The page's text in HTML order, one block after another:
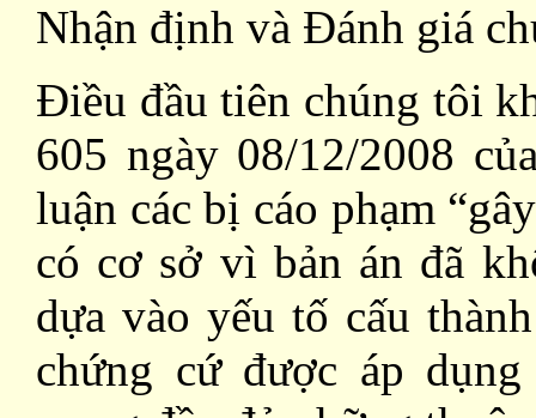
Nhận định và Đánh giá
Điều đầu tiên chúng tôi
605 ngày 08/12/2008
luận các bị cáo phạm
có cơ sở vì bản án đã
dựa vào yếu tố cấu
chứng cứ được áp